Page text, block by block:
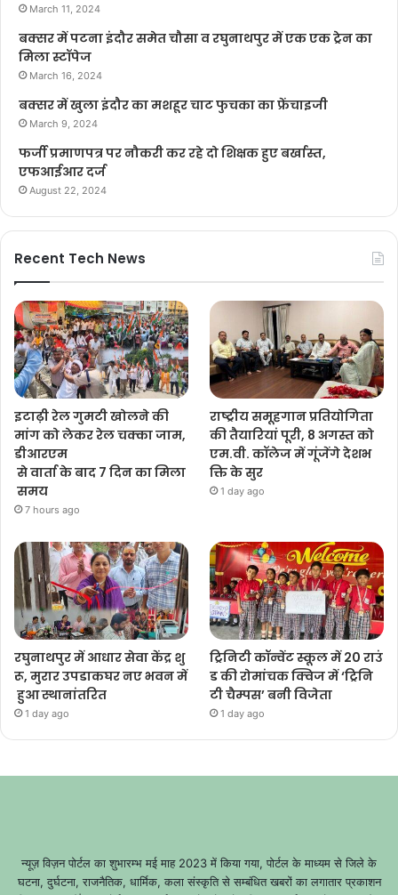
March 11, 2024
बक्सर में पटना इंदौर समेत चौसा व रघुनाथपुर में एक एक ट्रेन का
मिला स्टॉपेज
March 16, 2024
बक्सर में खुला इंदौर का मशहूर चाट फुचका का फ्रेंचाइजी
March 9, 2024
फर्जी प्रमाणपत्र पर नौकरी कर रहे दो शिक्षक हुए बर्खास्त,
एफआईआर दर्ज
August 22, 2024
Recent Tech News
इटाढ़ी रेल गुमटी खोलने की
मांग को लेकर रेल चक्का जाम,
डीआरएम
से वार्ता के बाद 7 दिन का मिला
समय
7 hours ago
राष्ट्रीय समूहगान प्रतियोगिता
की तैयारियां पूरी, 8 अगस्त को
एम.वी. कॉलेज में गूंजेंगे देशभ
क्ति के सुर
1 day ago
रघुनाथपुर में आधार सेवा केंद्र शु
रू, मुरार उपडाकघर नए भवन में
हुआ स्थानांतरित
1 day ago
ट्रिनिटी कॉन्वेंट स्कूल में 20 राउं
ड की रोमांचक क्विज में ‘ट्रिनि
टी चैम्पस’ बनी विजेता
1 day ago
न्यूज़ विज़न पोर्टल का शुभारम्भ मई माह 2023 में किया गया, पोर्टल के माध्यम से जिले के
घटना, दुर्घटना, राजनैतिक, धार्मिक, कला संस्कृति से सम्बंधित खबरों का लगातार प्रकाशन